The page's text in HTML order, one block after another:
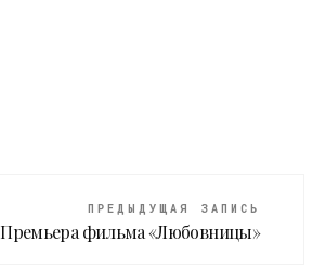
ПРЕДЫДУЩАЯ ЗАПИСЬ
Премьера фильма «Любовницы»